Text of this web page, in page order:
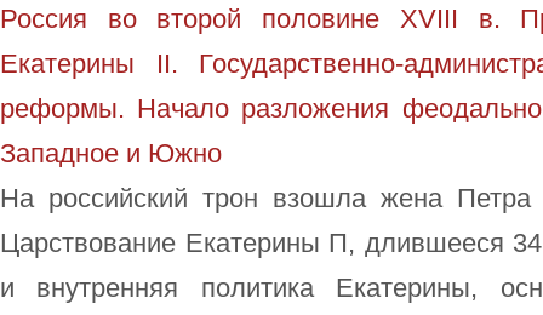
Россия во второй половине XVIII в.
Екатерины II. Государственно-
реформы. Начало разложения
Западное и Южно
На российский трон взошла жена
Царствование Екатерины П, длившееся
и внутренняя политика Екатерины,